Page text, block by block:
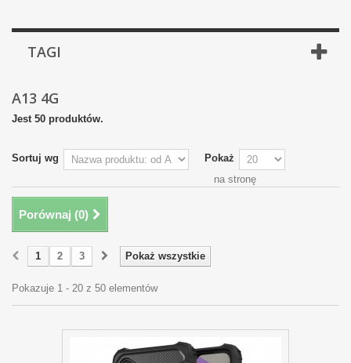
TAGI
A13 4G
Jest 50 produktów.
Sortuj wg
Pokaż
na stronę
Porównaj (0)
Pokaż wszystkie
1 2 3
Pokazuje 1 - 20 z 50 elementów